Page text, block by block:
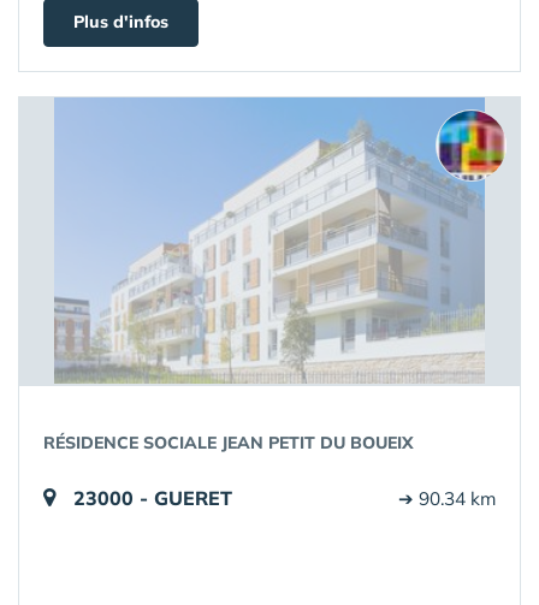
Plus d'infos
RÉSIDENCE SOCIALE JEAN PETIT DU BOUEIX
23000 - GUERET ➔ 90.34 km